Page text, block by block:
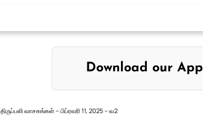
Download our App
திருப்பலி வாசகங்கள் – பிப்ரவரி 11, 2025 – வ2